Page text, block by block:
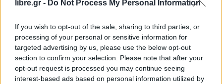
libre.gr - Do Not Process My Personal Information
If you wish to opt-out of the sale, sharing to third parties, or
processing of your personal or sensitive information for
targeted advertising by us, please use the below opt-out
section to confirm your selection. Please note that after your
opt-out request is processed you may continue seeing
interest-based ads based on personal information utilized by
διαλύεται ο μύθος της εθνικής υποχωρητικότητας
καθώς η Ελλάδα επιλέγεται από τους δύο πόλους
της Δύσης, ΗΠΑ και Ευρώπη, ως συνδετικός κρίκος
μέσω της Ενέργειας».